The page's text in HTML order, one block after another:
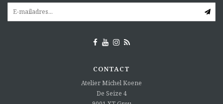
CONTACT
Atelier Michel Koene
De Seize 4